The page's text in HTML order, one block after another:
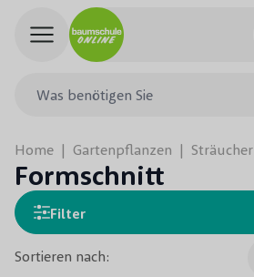
Skip to Content
Home | Gartenpflanzen | Sträucher
Formschnitt
Filter
Sortieren nach: